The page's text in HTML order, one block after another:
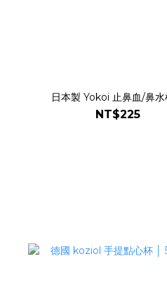
日本製 Yokoi 止鼻血/鼻水
NT$225